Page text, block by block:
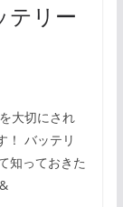
テリー
大切にされ
！ バッテリ
知っておきた